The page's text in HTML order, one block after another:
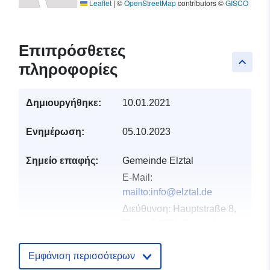
Leaflet | ©OpenStreetMapcontributors ©GISCO
keyboard_arrow_up
Επιπρόσθετες
πληροφορίες
Δημιουργήθηκε: 10.01.2021
Ενημέρωση: 05.10.2023
Σημείο επαφής:
Gemeinde Elztal
E-Mail:
mailto:info@elztal.de
Διεύθυνση: Hauptstraße 8,
http://www.elztal.de
Εμφάνιση περισσότερων